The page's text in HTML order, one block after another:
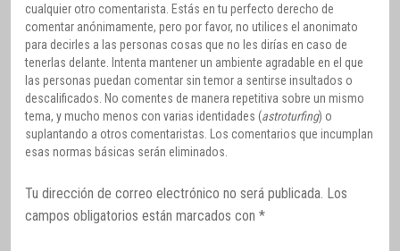
cualquier otro comentarista. Estás en tu perfecto derecho de
comentar anónimamente, pero por favor, no utilices el anonimato
para decirles a las personas cosas que no les dirías en caso de
tenerlas delante. Intenta mantener un ambiente agradable en el que
las personas puedan comentar sin temor a sentirse insultados o
descalificados. No comentes de manera repetitiva sobre un mismo
tema, y mucho menos con varias identidades (astroturfing) o
suplantando a otros comentaristas. Los comentarios que incumplan
esas normas básicas serán eliminados.
Tu dirección de correo electrónico no será publicada. Los
campos obligatorios están marcados con *